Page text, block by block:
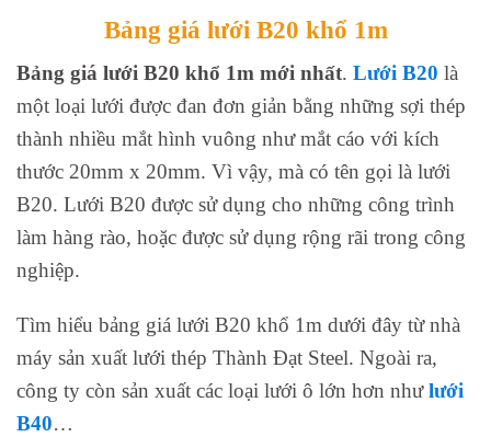
Bảng giá lưới B20 khổ 1m
Bảng giá lưới B20 khổ 1m mới nhất. Lưới B20 là
một loại lưới được đan đơn giản bằng những sợi thép
thành nhiều mắt hình vuông như mắt cáo với kích
thước 20mm x 20mm. Vì vậy, mà có tên gọi là lưới
B20. Lưới B20 được sử dụng cho những công trình
làm hàng rào, hoặc được sử dụng rộng rãi trong công
nghiệp.
Tìm hiểu bảng giá lưới B20 khổ 1m dưới đây từ nhà
máy sản xuất lưới thép Thành Đạt Steel. Ngoài ra,
công ty còn sản xuất các loại lưới ô lớn hơn nhưlưới
B40…